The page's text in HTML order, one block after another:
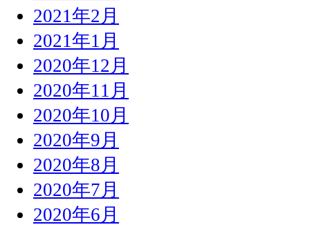
2021年2月
2021年1月
2020年12月
2020年11月
2020年10月
2020年9月
2020年8月
2020年7月
2020年6月